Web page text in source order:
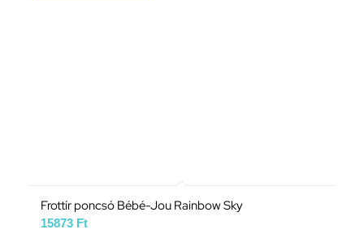
Frottír poncsó Bébé-Jou Rainbow Sky
15873 Ft